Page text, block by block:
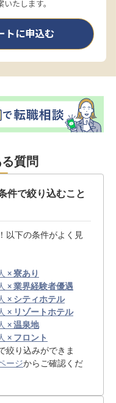
たします。
トに申込む
質問
件で絞り込むこと
以下の条件がよく見
×寮あり
×業界経験者優遇
× シティホテル
× リゾートホテル
×温泉地
× フロント
絞り込みができま
ージからご確認くだ